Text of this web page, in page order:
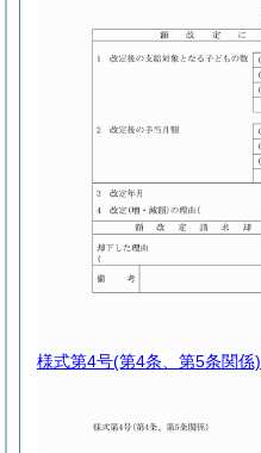
様式第4号(第4条、第5条関係)